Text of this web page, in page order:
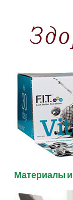
Материалы